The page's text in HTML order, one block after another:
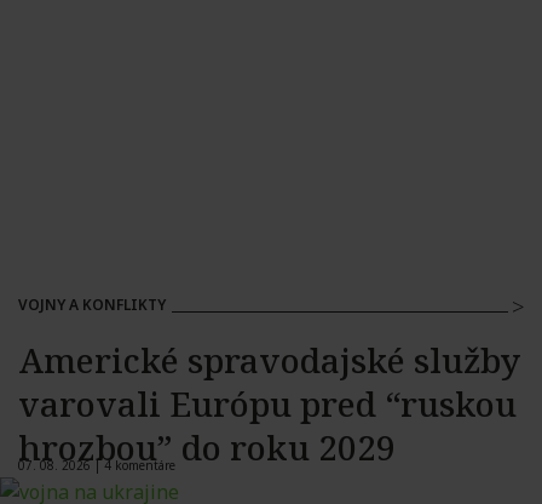
VOJNY A KONFLIKTY
Americké spravodajské služby
varovali Európu pred “ruskou
hrozbou” do roku 2029
07. 08. 2026 |4 komentáre